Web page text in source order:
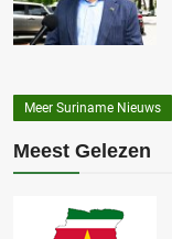
Meer Suriname Nieuws
Meest Gelezen